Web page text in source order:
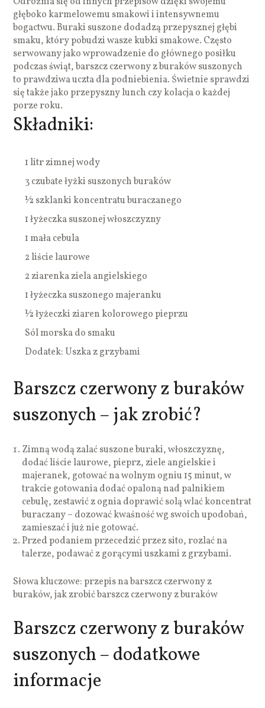
głęboko karmelowemu smakowi i intensywnemu
bogactwu. Buraki suszone dodadzą przepysznej głębi
smaku, który pobudzi wasze kubki smakowe. Często
serwowany jako wprowadzenie do głównego posiłku
podczas świąt, barszcz czerwony z buraków suszonych
to prawdziwa uczta dla podniebienia. Świetnie sprawdzi
się także jako przepyszny lunch czy kolacja o każdej
porze roku.
Składniki:
1 litr zimnej wody
3 czubate łyżki suszonych buraków
½ szklanki koncentratu buraczanego
1 łyżeczka suszonej włoszczyzny
1 mała cebula
2 liście laurowe
2 ziarenka ziela angielskiego
1 łyżeczka suszonego majeranku
½ łyżeczki ziaren kolorowego pieprzu
Sól morska do smaku
Dodatek: Uszka z grzybami
Barszcz czerwony z buraków
suszonych – jak zrobić?
Zimną wodą zalać suszone buraki, włoszczyznę,
dodać liście laurowe, pieprz, ziele angielskie i
majeranek, gotować na wolnym ogniu 15 minut, w
trakcie gotowania dodać opaloną nad palnikiem
cebulę, zestawić z ognia doprawić solą wlać koncentrat
buraczany – dozować kwaśność wg swoich upodobań,
zamieszać i już nie gotować.
Przed podaniem przecedzić przez sito, rozlać na
talerze, podawać z gorącymi uszkami z grzybami.
Słowa kluczowe: przepis na barszcz czerwony z
buraków, jak zrobić barszcz czerwony z buraków
Barszcz czerwony z buraków
suszonych – dodatkowe
informacje